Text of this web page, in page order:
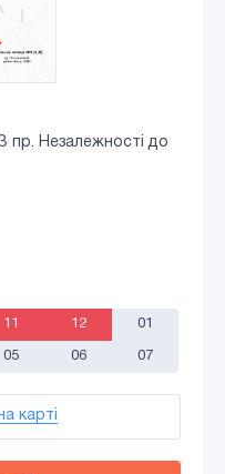
пр. Незалежності до
11 12 01
05 06 07
карті